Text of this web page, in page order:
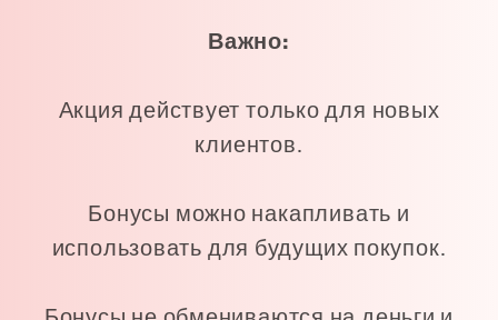
Важно:
Акция действует только для новых
клиентов.
Бонусы можно накапливать и
использовать для будущих покупок.